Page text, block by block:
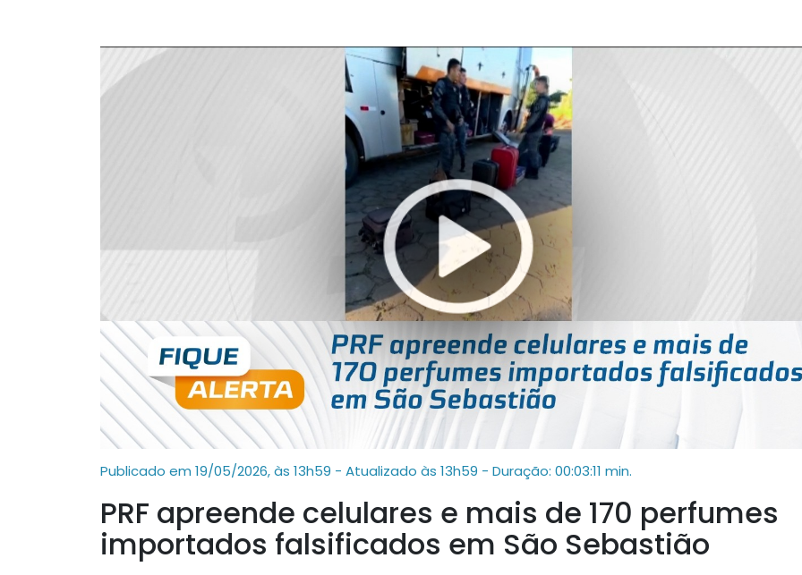
Publicado em 19/05/2026, às 13h59 - Atualizado às 13h59 - Duração: 00:03:11 min.
PRF apreende celulares e mais de 170 perfumes
importados falsificados em São Sebastião